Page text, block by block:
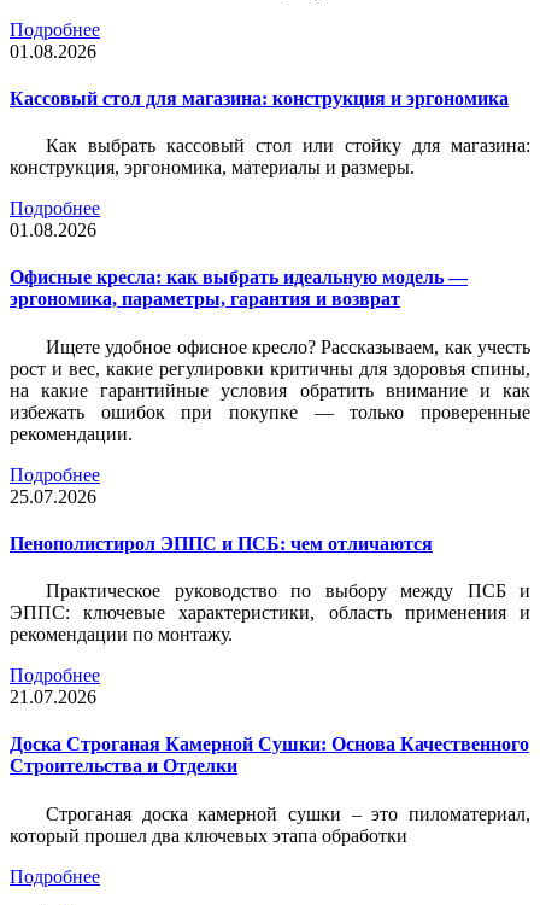
Подробнее
01.08.2026
Кассовый стол для магазина: конструкция и эргономика
Как выбрать кассовый стол или стойку для магазина:
конструкция, эргономика, материалы и размеры.
Подробнее
01.08.2026
Офисные кресла: как выбрать идеальную модель —
эргономика, параметры, гарантия и возврат
Ищете удобное офисное кресло? Рассказываем, как учесть
рост и вес, какие регулировки критичны для здоровья спины,
на какие гарантийные условия обратить внимание и как
избежать ошибок при покупке — только проверенные
рекомендации.
Подробнее
25.07.2026
Пенополистирол ЭППС и ПСБ: чем отличаются
Практическое руководство по выбору между ПСБ и
ЭППС: ключевые характеристики, область применения и
рекомендации по монтажу.
Подробнее
21.07.2026
Доска Строганая Камерной Сушки: Основа Качественного
Строительства и Отделки
Строганая доска камерной сушки – это пиломатериал,
который прошел два ключевых этапа обработки
Подробнее